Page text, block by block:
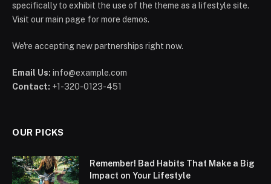
specifically to exhibit the use of the theme as a lifestyle site.
Visit our main page for more demos.
We're accepting new partnerships right now.
Email Us: info@example.com
Contact: +1-320-0123-451
OUR PICKS
Remember! Bad Habits That Make a Big
Impact on Your Lifestyle